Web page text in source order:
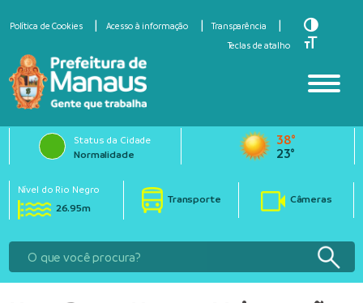
Política de Cookies Acesso à informação
Transparência
Teclas de atalho
Toggle
Toggle
Status da Cidade
Normalidade
38°
23°
Nível do Rio Negro
26.95m
Transporte Câmeras